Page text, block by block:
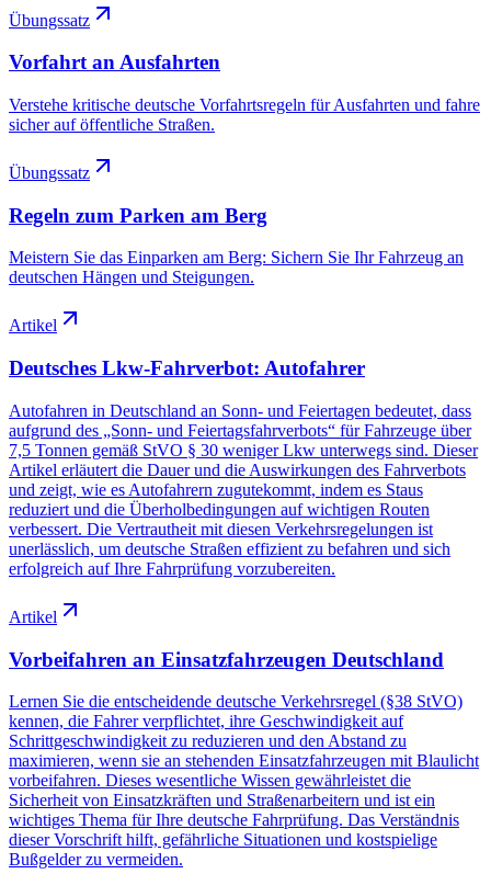
Übungssatz
Vorfahrt an Ausfahrten
Verstehe kritische deutsche Vorfahrtsregeln für Ausfahrten und fahre
sicher auf öffentliche Straßen.
Übungssatz
Regeln zum Parken am Berg
Meistern Sie das Einparken am Berg: Sichern Sie Ihr Fahrzeug an
deutschen Hängen und Steigungen.
Artikel
Deutsches Lkw-Fahrverbot: Autofahrer
Autofahren in Deutschland an Sonn- und Feiertagen bedeutet, dass
aufgrund des „Sonn- und Feiertagsfahrverbots“ für Fahrzeuge über
7,5 Tonnen gemäß StVO § 30 weniger Lkw unterwegs sind. Dieser
Artikel erläutert die Dauer und die Auswirkungen des Fahrverbots
und zeigt, wie es Autofahrern zugutekommt, indem es Staus
reduziert und die Überholbedingungen auf wichtigen Routen
verbessert. Die Vertrautheit mit diesen Verkehrsregelungen ist
unerlässlich, um deutsche Straßen effizient zu befahren und sich
erfolgreich auf Ihre Fahrprüfung vorzubereiten.
Artikel
Vorbeifahren an Einsatzfahrzeugen Deutschland
Lernen Sie die entscheidende deutsche Verkehrsregel (§38 StVO)
kennen, die Fahrer verpflichtet, ihre Geschwindigkeit auf
Schrittgeschwindigkeit zu reduzieren und den Abstand zu
maximieren, wenn sie an stehenden Einsatzfahrzeugen mit Blaulicht
vorbeifahren. Dieses wesentliche Wissen gewährleistet die
Sicherheit von Einsatzkräften und Straßenarbeitern und ist ein
wichtiges Thema für Ihre deutsche Fahrprüfung. Das Verständnis
dieser Vorschrift hilft, gefährliche Situationen und kostspielige
Bußgelder zu vermeiden.